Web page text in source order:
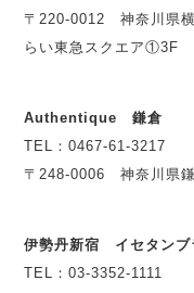
〒220-0012 神奈川県
らい東急スクエア①3F
Authentique 鎌倉
TEL：0467-61-3217
〒248-0006 神奈川県
伊勢丹新宿 イセタンブ
TEL：03-3352-1111